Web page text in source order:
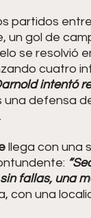
partidos
un gol de
se resolvió
cuatro
intentó
una defensa
llega con una
fallas, una
con una